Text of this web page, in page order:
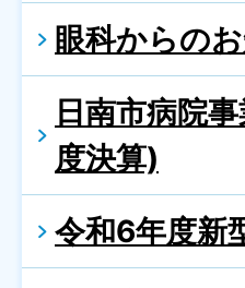
眼科からの
日南市病院
度決算)
令和6年度新